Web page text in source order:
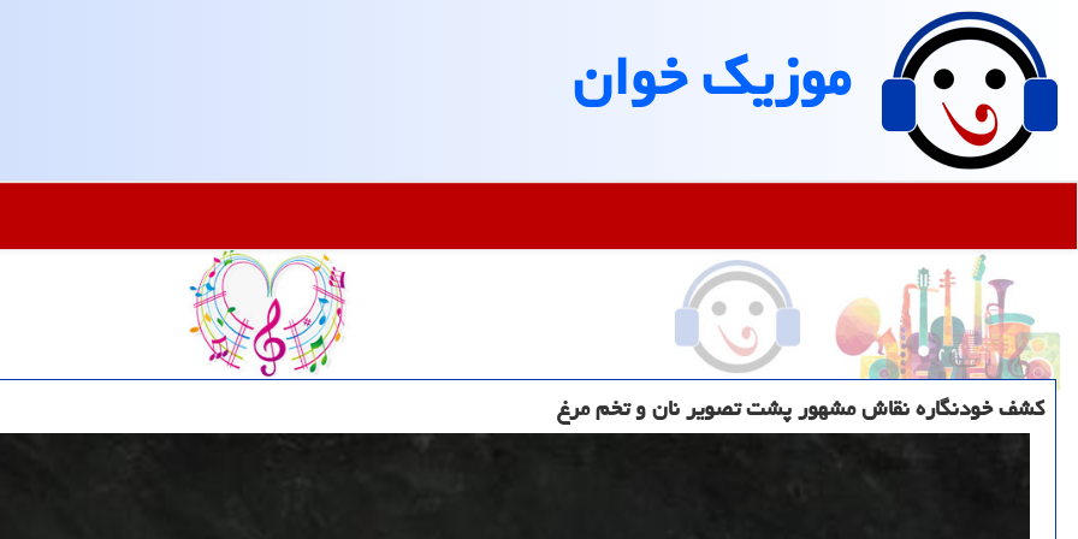
موزیك خوان
کشف خودنگاره نقاش مشهور پشت تصویر نان و تخم مرغ